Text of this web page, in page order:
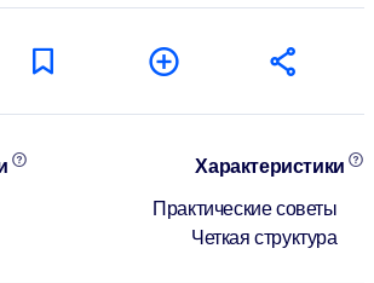
Характеристики
Практические советы
Четкая структура